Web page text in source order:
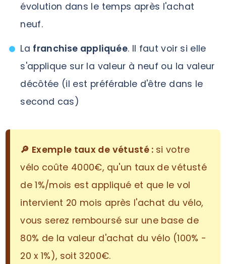
évolution dans le temps après l'achat
neuf.
La franchise appliquée. Il faut voir si elle
s'applique sur la valeur à neuf ou la valeur
décôtée (il est préférable d'être dans le
second cas)
🔎 Exemple taux de vétusté : si votre
vélo coûte 4000€, qu'un taux de vétusté
de 1%/mois est appliqué et que le vol
intervient 20 mois après l'achat du vélo,
vous serez remboursé sur une base de
80% de la valeur d'achat du vélo (100% -
20 x 1%), soit 3200€.